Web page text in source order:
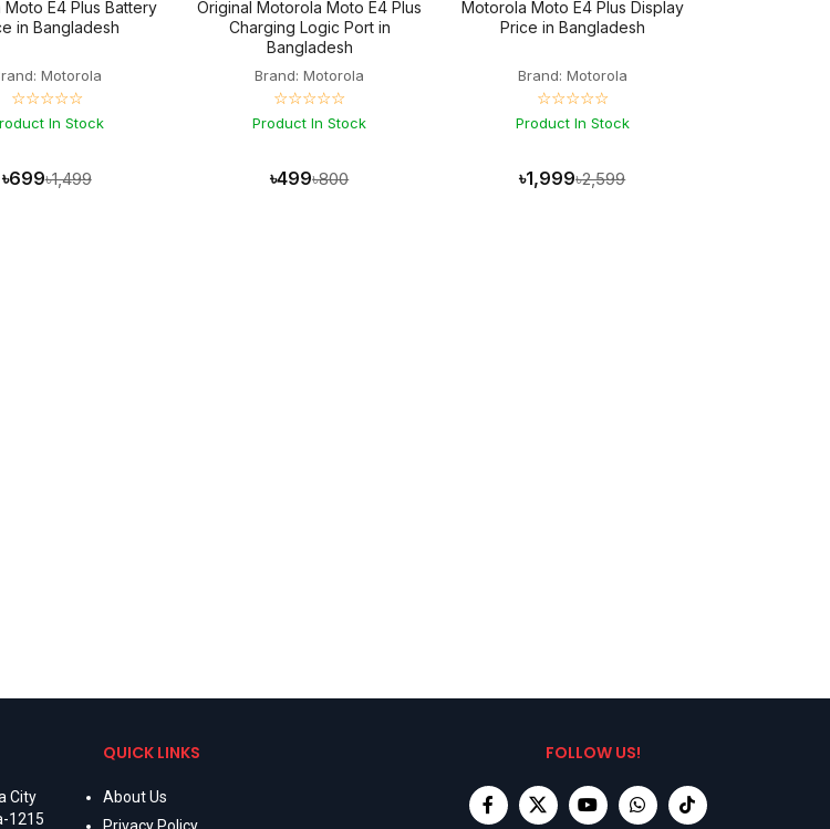
E4 Plus Battery
in Bangladesh
Motorola
☆☆☆☆☆
In Stock
৳699৳1,499
Original Motorola Moto E4 Plus
Charging Logic Port in
Bangladesh
Brand: Motorola
☆☆☆☆☆
Product In Stock
৳499৳800
Motorola Moto E4 Plus Display
Price in Bangladesh
Brand: Motorola
☆☆☆☆☆
Product In Stock
৳1,999৳2,599
City
1215
QUICK LINKS
About Us
FOLLOW US!